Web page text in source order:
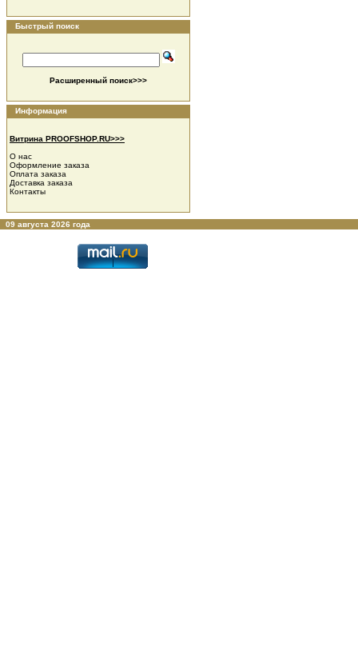
Быстрый поиск
Расширенный поиск>>>
Информация
Витрина PROOFSHOP.RU>>>
О нас
Оформление заказа
Оплата заказа
Доставка заказа
Контакты
09 августа 2026 года